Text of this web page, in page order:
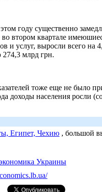
году существенно
втором квартале
и услуг, выросли всего
274,3 млрд грн.
тоже еще не было
доходы населения росли
Египет, Чехию , большой
Украины